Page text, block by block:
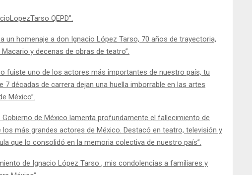
QEPD”.
un homenaje a don Ignacio López Tarso, 70 años de trayectoria,
y decenas de obras de teatro”.
fuiste uno de los actores más importantes de nuestro país, tu
7 décadas de carrera dejan una huella imborrable en las artes
México”.
Gobierno de México lamenta profundamente el fallecimiento de
los más grandes actores de México. Destacó en teatro, televisión y
que lo consolidó en la memoria colectiva de nuestro país”.
de Ignacio López Tarso , mis condolencias a familiares y